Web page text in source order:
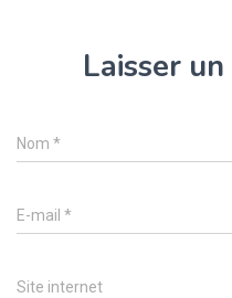
Laisser
Nom *
E-mail *
Site internet